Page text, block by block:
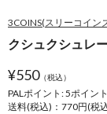
3COINS(スリーコイン
クシュクシュレ
¥550（税込）
PALポイント: 5ポイン
送料(税込)：770円(税